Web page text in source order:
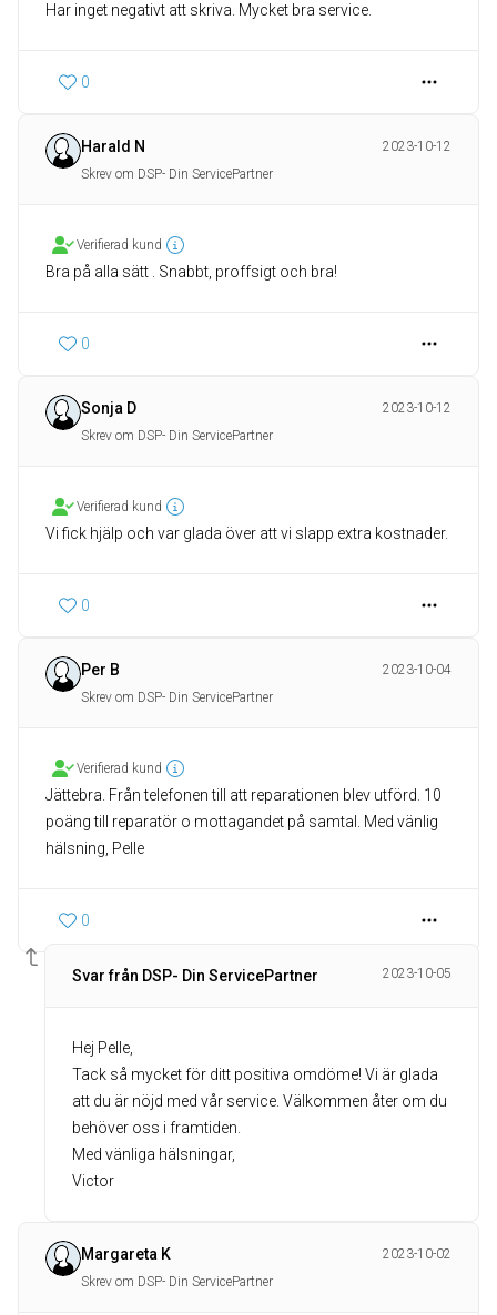
Har inget negativt att skriva. Mycket bra service.
0
Harald N
2023-10-12
Skrev om DSP- Din ServicePartner
Verifierad kund
Bra på alla sätt . Snabbt, proffsigt och bra!
0
Sonja D
2023-10-12
Skrev om DSP- Din ServicePartner
Verifierad kund
0
Per B
2023-10-04
Skrev om DSP- Din ServicePartner
Verifierad kund
Jättebra. Från telefonen till att reparationen blev utförd. 10
poäng till reparatör o mottagandet på samtal. Med vänlig
hälsning, Pelle
0
Svar från DSP- Din ServicePartner 2023-10-05
Hej Pelle,
Tack så mycket för ditt positiva omdöme! Vi är glada
att du är nöjd med vår service. Välkommen åter om du
behöver oss i framtiden.
Med vänliga hälsningar,
Victor
Margareta K
2023-10-02
Skrev om DSP- Din ServicePartner